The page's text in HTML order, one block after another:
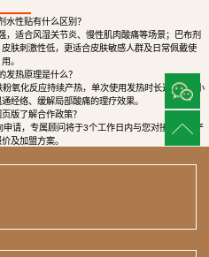
水性贴有什么区别？
适合风湿关节炎、慢性肌肉酸痛等场景；巴布剂
肤刺激性低，更适合皮肤敏感人群及日常佩戴使
用。
发热原理是什么？
氧化反应持续产热，单次使用发热时长达8至12小
经络、缓解局部酸痛的理疗效果。
版了解合作政策？
申请，专属顾问将于3个工作日内与您对接，提供产
及加盟方案。